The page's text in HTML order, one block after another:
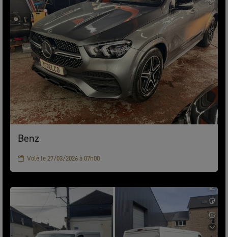
Benz
Volé le 27/03/2026 à 07h00